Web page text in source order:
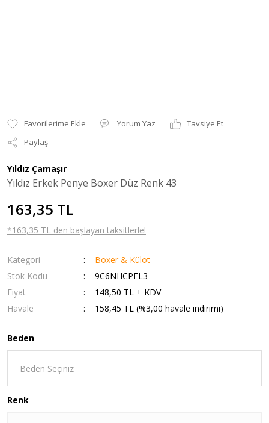
Yorum Yaz
Tavsiye Et
Paylaş
Yıldız Çamaşır
Yıldız Erkek Penye Boxer Düz Renk 43
163,35 TL
*163,35 TL den başlayan taksitlerle!
Kategori
Boxer & Külot
Stok Kodu
9C6NHCPFL3
Fiyat
148,50 TL + KDV
Havale
158,45 TL (%3,00 havale indirimi)
Beden
Renk